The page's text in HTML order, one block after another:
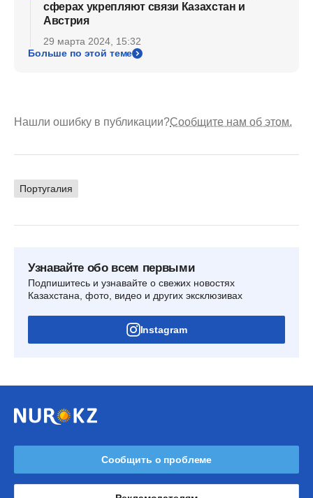
сферах укрепляют связи Казахстан и
Австрия
29 марта 2024, 15:32
Больше по этой теме
Нашли ошибку в публикации?Сообщите нам об этом.
Португалия
Узнавайте обо всем первыми
Подпишитесь и узнавайте о свежих новостях
Казахстана, фото, видео и других эксклюзивах
Instagram
Сообщить о проблеме